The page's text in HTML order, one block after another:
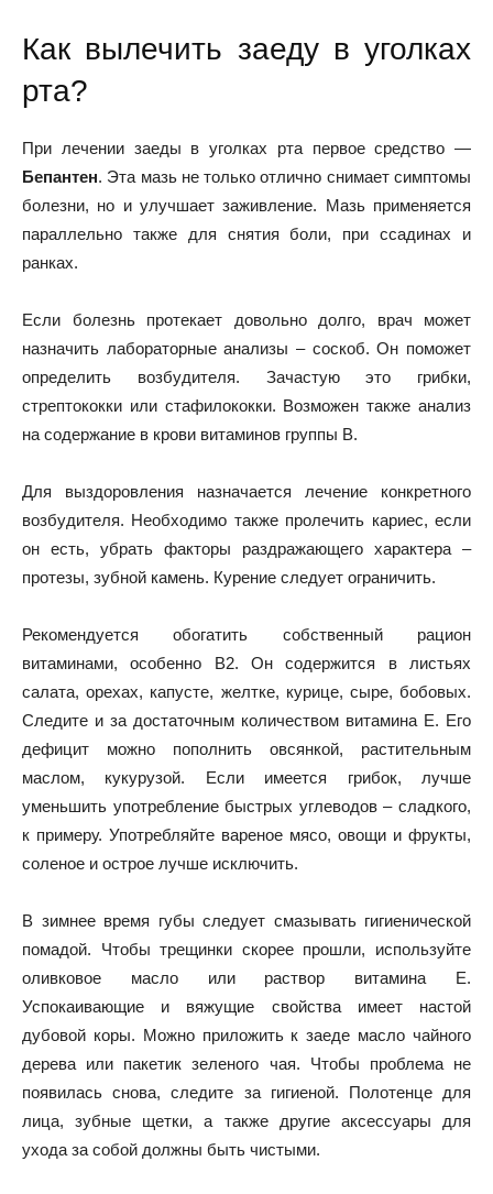
Как вылечить заеду в уголках
рта?
При лечении заеды в уголках рта первое средство —
Бепантен. Эта мазь не только отлично снимает симптомы
болезни, но и улучшает заживление. Мазь применяется
параллельно также для снятия боли, при ссадинах и
ранках.
Если болезнь протекает довольно долго, врач может
назначить лабораторные анализы – соскоб. Он поможет
определить возбудителя. Зачастую это грибки,
стрептококки или стафилококки. Возможен также анализ
на содержание в крови витаминов группы В.
Для выздоровления назначается лечение конкретного
возбудителя. Необходимо также пролечить кариес, если
он есть, убрать факторы раздражающего характера –
протезы, зубной камень. Курение следует ограничить.
Рекомендуется обогатить собственный рацион
витаминами, особенно В2. Он содержится в листьях
салата, орехах, капусте, желтке, курице, сыре, бобовых.
Следите и за достаточным количеством витамина Е. Его
дефицит можно пополнить овсянкой, растительным
маслом, кукурузой. Если имеется грибок, лучше
уменьшить употребление быстрых углеводов – сладкого,
к примеру. Употребляйте вареное мясо, овощи и фрукты,
соленое и острое лучше исключить.
В зимнее время губы следует смазывать гигиенической
помадой. Чтобы трещинки скорее прошли, используйте
оливковое масло или раствор витамина Е.
Успокаивающие и вяжущие свойства имеет настой
дубовой коры. Можно приложить к заеде масло чайного
дерева или пакетик зеленого чая. Чтобы проблема не
появилась снова, следите за гигиеной. Полотенце для
лица, зубные щетки, а также другие аксессуары для
ухода за собой должны быть чистыми.